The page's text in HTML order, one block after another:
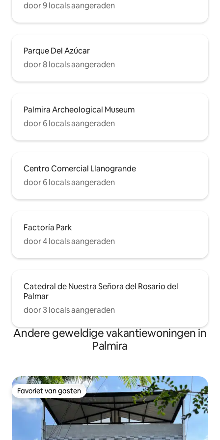
door 9 locals aangeraden
Parque Del Azúcar
door 8 locals aangeraden
Palmira Archeological Museum
door 6 locals aangeraden
Centro Comercial Llanogrande
door 6 locals aangeraden
Factoría Park
door 4 locals aangeraden
Catedral de Nuestra Señora del Rosario del
Palmar
door 3 locals aangeraden
Andere geweldige vakantiewoningen in
Palmira
Favoriet van gasten
Favoriet van gasten